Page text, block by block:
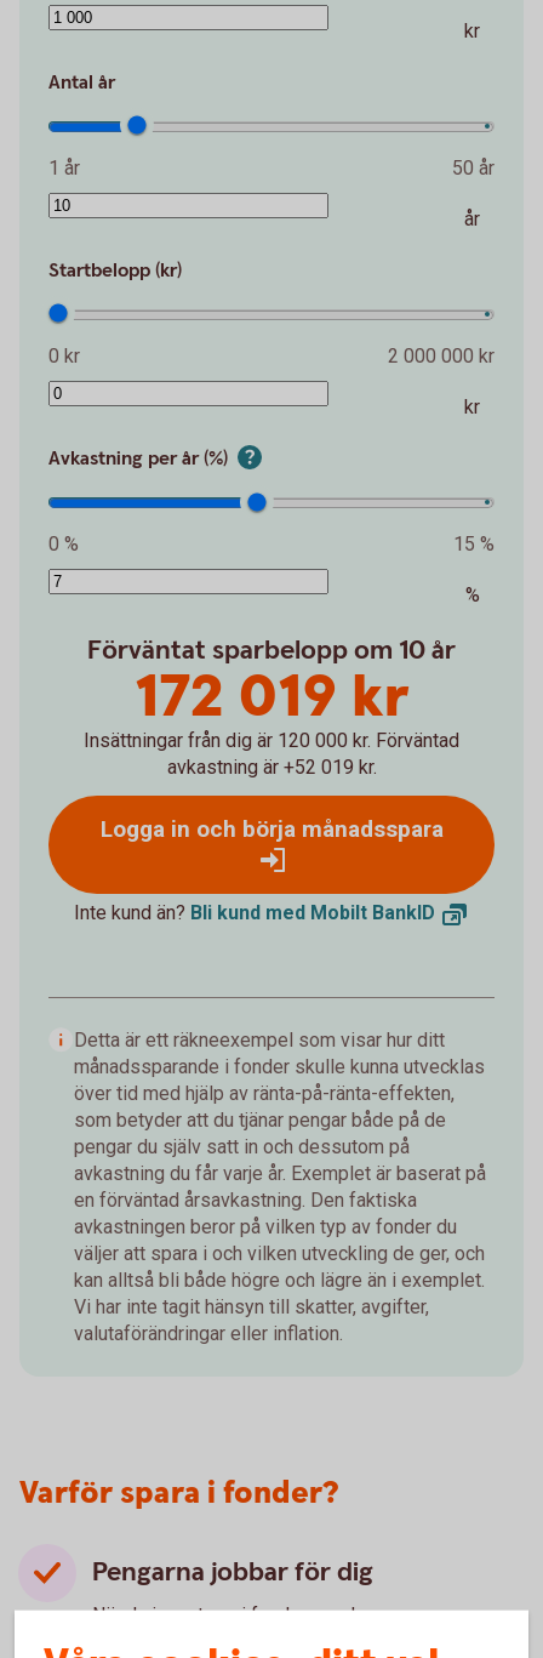
kr
Antal år
1 år 50 år
år
Startbelopp (kr)
0 kr 2 000 000 kr
kr
Avkastning per år (%)
0 % 15 %
%
Förväntat sparbelopp om 10 år
172 019 kr
Insättningar från dig är 120 000 kr. Förväntad
avkastning är +52 019 kr.
Logga in och börja månadsspara
Inte kund än? Bli kund med Mobilt BankID
Detta är ett räkneexempel som visar hur ditt
månadssparande i fonder skulle kunna utvecklas
över tid med hjälp av ränta-på-ränta-effekten,
som betyder att du tjänar pengar både på de
pengar du själv satt in och dessutom på
avkastning du får varje år. Exemplet är baserat på
en förväntad årsavkastning. Den faktiska
avkastningen beror på vilken typ av fonder du
väljer att spara i och vilken utveckling de ger, och
kan alltså bli både högre och lägre än i exemplet.
Vi har inte tagit hänsyn till skatter, avgifter,
valutaförändringar eller inflation.
Varför spara i fonder?
Pengarna jobbar för dig
När du investerar i fonder ger du pengarna en
chans att växa. Med tiden växer pengarna snabbare